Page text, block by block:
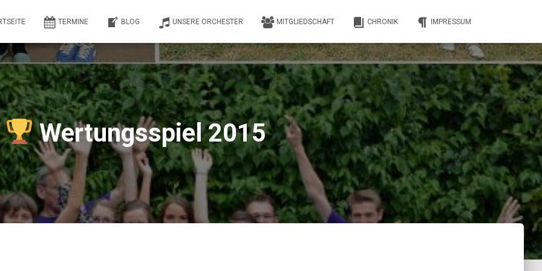
TERMINE BLOG UNSERE ORCHESTER MITGLIEDSCHAFT CHRONIK IMPRESSUM
Wertungsspiel 2015